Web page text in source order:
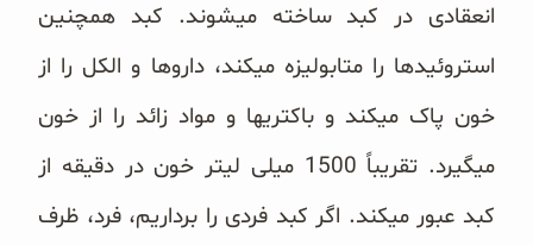
کتاب‌های OAB
وبلاگ
انعقادی در کبد ساخته میشوند. کبد همچنین
استروئیدها را متابولیزه میکند، داروها و الکل را از
خون پاک میکند و باکتریها و مواد زائد را از خون
میگیرد. تقریباً 1500 میلی لیتر خون در دقیقه از
کبد عبور میکند. اگر کبد فردی را برداریم، فرد، ظرف